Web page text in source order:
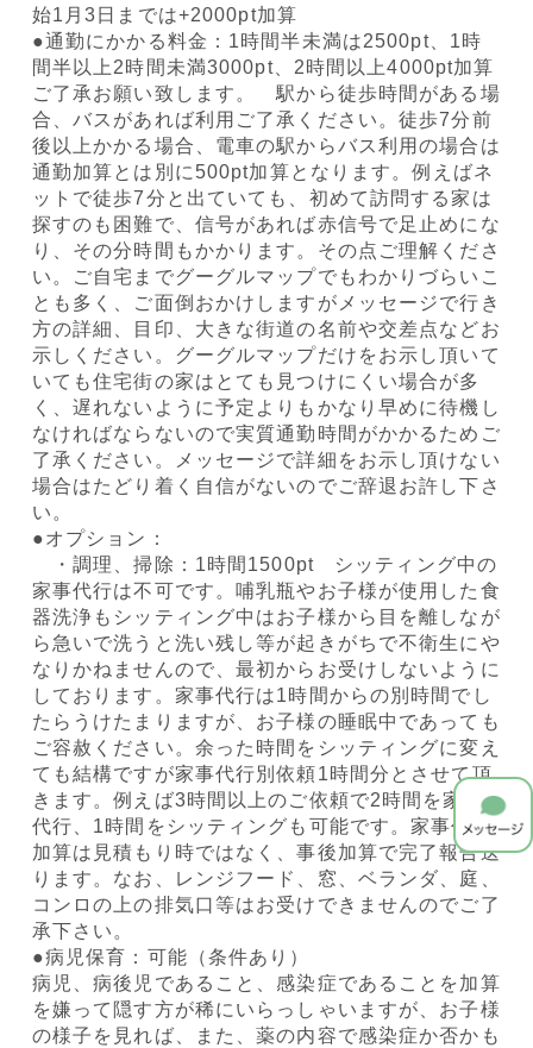
始1月3日までは+2000pt加算
●通勤にかかる料金：1時間半未満は2500pt、1時
間半以上2時間未満3000pt、2時間以上4000pt加算
ご了承お願い致します。 駅から徒歩時間がある場
合、バスがあれば利用ご了承ください。徒歩7分前
後以上かかる場合、電車の駅からバス利用の場合は
通勤加算とは別に500pt加算となります。例えばネ
ットで徒歩7分と出ていても、初めて訪問する家は
探すのも困難で、信号があれば赤信号で足止めにな
り、その分時間もかかります。その点ご理解くださ
い。ご自宅までグーグルマップでもわかりづらいこ
とも多く、ご面倒おかけしますがメッセージで行き
方の詳細、目印、大きな街道の名前や交差点などお
示しください。グーグルマップだけをお示し頂いて
いても住宅街の家はとても見つけにくい場合が多
く、遅れないように予定よりもかなり早めに待機し
なければならないので実質通勤時間がかかるためご
了承ください。メッセージで詳細をお示し頂けない
場合はたどり着く自信がないのでご辞退お許し下さ
い。
●オプション：
・調理、掃除：1時間1500pt シッティング中の
家事代行は不可です。哺乳瓶やお子様が使用した食
器洗浄もシッティング中はお子様から目を離しなが
ら急いで洗うと洗い残し等が起きがちで不衛生にや
なりかねませんので、最初からお受けしないように
しております。家事代行は1時間からの別時間でし
たらうけたまりますが、お子様の睡眠中であっても
ご容赦ください。余った時間をシッティングに変え
ても結構ですが家事代行別依頼1時間分とさせて頂
きます。例えば3時間以上のご依頼で2時間を家事
代行、1時間をシッティングも可能です。家事代行
加算は見積もり時ではなく、事後加算で完了報告送
ります。なお、レンジフード、窓、ベランダ、庭、
コンロの上の排気口等はお受けできませんのでご了
承下さい。
●病児保育：可能（条件あり）
病児、病後児であること、感染症であることを加算
を嫌って隠す方が稀にいらっしゃいますが、お子様
の様子を見れば、また、薬の内容で感染症か否かも